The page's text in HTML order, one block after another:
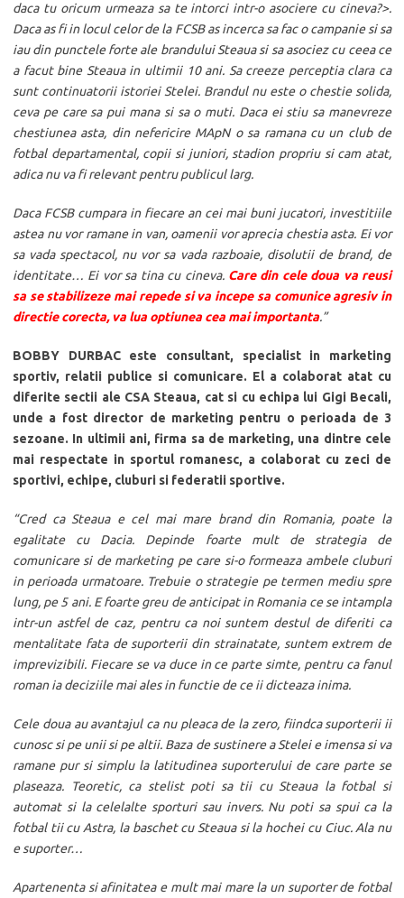
daca tu oricum urmeaza sa te intorci intr-o asociere cu cineva?>.
Daca as fi in locul celor de la FCSB as incerca sa fac o campanie si sa
iau din punctele forte ale brandului Steaua si sa asociez cu ceea ce
a facut bine Steaua in ultimii 10 ani. Sa creeze perceptia clara ca
sunt continuatorii istoriei Stelei. Brandul nu este o chestie solida,
ceva pe care sa pui mana si sa o muti. Daca ei stiu sa manevreze
chestiunea asta, din nefericire MApN o sa ramana cu un club de
fotbal departamental, copii si juniori, stadion propriu si cam atat,
adica nu va fi relevant pentru publicul larg.
Daca FCSB cumpara in fiecare an cei mai buni jucatori, investitiile
astea nu vor ramane in van, oamenii vor aprecia chestia asta. Ei vor
sa vada spectacol, nu vor sa vada razboaie, disolutii de brand, de
identitate… Ei vor sa tina cu cineva. Care din cele doua va reusi
sa se stabilizeze mai repede si va incepe sa comunice agresiv in
directie corecta, va lua optiunea cea mai importanta.”
BOBBY DURBAC este consultant, specialist in marketing
sportiv, relatii publice si comunicare. El a colaborat atat cu
diferite sectii ale CSA Steaua, cat si cu echipa lui Gigi Becali,
unde a fost director de marketing pentru o perioada de 3
sezoane. In ultimii ani, firma sa de marketing, una dintre cele
mai respectate in sportul romanesc, a colaborat cu zeci de
sportivi, echipe, cluburi si federatii sportive.
“Cred ca Steaua e cel mai mare brand din Romania, poate la
egalitate cu Dacia. Depinde foarte mult de strategia de
comunicare si de marketing pe care si-o formeaza ambele cluburi
in perioada urmatoare. Trebuie o strategie pe termen mediu spre
lung, pe 5 ani. E foarte greu de anticipat in Romania ce se intampla
intr-un astfel de caz, pentru ca noi suntem destul de diferiti ca
mentalitate fata de suporterii din strainatate, suntem extrem de
imprevizibili. Fiecare se va duce in ce parte simte, pentru ca fanul
roman ia deciziile mai ales in functie de ce ii dicteaza inima.
Cele doua au avantajul ca nu pleaca de la zero, fiindca suporterii ii
cunosc si pe unii si pe altii. Baza de sustinere a Stelei e imensa si va
ramane pur si simplu la latitudinea suporterului de care parte se
plaseaza. Teoretic, ca stelist poti sa tii cu Steaua la fotbal si
automat si la celelalte sporturi sau invers. Nu poti sa spui ca la
fotbal tii cu Astra, la baschet cu Steaua si la hochei cu Ciuc. Ala nu
e suporter…
Apartenenta si afinitatea e mult mai mare la un suporter de fotbal